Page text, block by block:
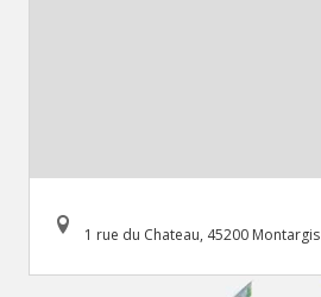
1 rue du Chateau, 45200 Montargis